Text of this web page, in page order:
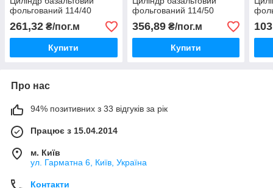
фольгований 114/40
261,32 ₴/пог.м
Купити
фольгований 114/50
356,89₴/пог.м
Купити
Про нас
94% позитивних з 33 відгуків за рік
Працює з 15.04.2014
м. Київ
ул. Гарматна 6, Київ, Україна
Контакти